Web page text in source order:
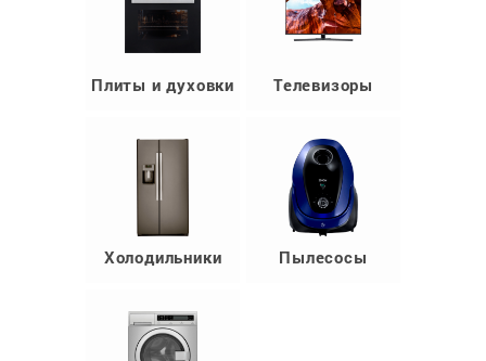
Плиты и духовки Телевизоры
Холодильники Пылесосы